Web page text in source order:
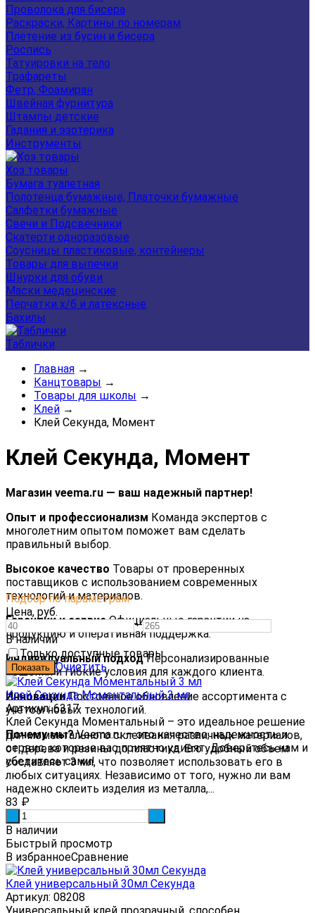
Проволока для бисера
Раскраски, Картины по номерам
Плетение из бусин и бисера
Роспись
Татуировки на тело
Трафареты
Фетр, Фоамиран
Швейная фурнитура
Штампы детские
Гадания и эзотерика
Инструменты
Хоз товары
Бумага туалетная
Полотенца бумажные, Платочки бумажные
Салфетки бумажные
Свечи и Подсвечники
Скатерти одноразовые
Соусницы пластиковые, контейнеры
Товары для выпечки
Шнурки для обуви
Маски медецинские
Перчатки х/б и латексные
Бахилы
Таблички
Главная →
Канцтовары →
Товары для школы →
Клей →
Клей Секунда, Момент
Клей Секунда, Момент
Магазин veema.ru — ваш надежный партнер!
Опыт и профессионализм Команда экспертов с
многолетним опытом поможет вам сделать
правильный выбор.
Высокое качество Товары от проверенных
поставщиков с использованием современных
технологий и материалов.
Гарантии и сервисОфициальные гарантии на
продукцию и оперативная поддержка.
Индивидуальный подходПерсонализированные
решения и гибкие условия для каждого клиента.
ИнновацииПостоянное обновление ассортимента с
учетом новых технологий.
Почему мы?Veema.ru — это качество, надежность и
сервис, которые вас приятно удивят. Доверьтесь нам и
убедитесь сами!
Подбор по параметрам
Цена, руб.
—
В наличии
Только доступные товары
Очистить
Клей Секунда Моментальный 3 мл
Артикул: 6317
Клей Секунда Моментальный – это идеальное решение
для моментального склеивания различных материалов,
от дерева и резины до пластика. Его удобный объем
составляет 3 мл, что позволяет использовать его в
любых ситуациях. Независимо от того, нужно ли вам
надежно склеить изделия из металла,...
83 ₽
В наличии
Быстрый просмотр
В избранноеСравнение
Клей универсальный 30мл Секунда
Артикул: 08208